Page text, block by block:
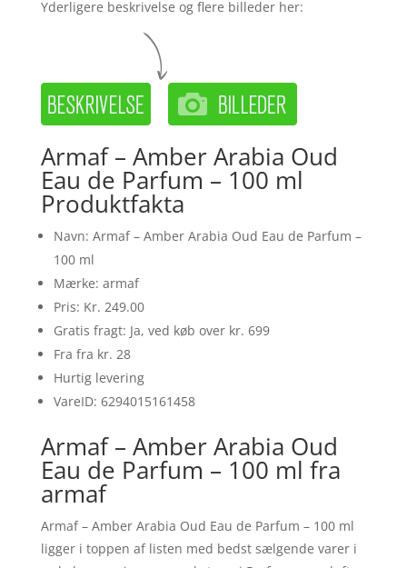
Yderligere beskrivelse og flere billeder her:
Armaf – Amber Arabia Oud
Eau de Parfum – 100 ml
Produktfakta
Navn: Armaf – Amber Arabia Oud Eau de Parfum –
100 ml
Mærke: armaf
Pris: Kr. 249.00
Gratis fragt: Ja, ved køb over kr. 699
Fra fra kr. 28
Hurtig levering
VareID: 6294015161458
Armaf – Amber Arabia Oud
Eau de Parfum – 100 ml fra
armaf
Armaf – Amber Arabia Oud Eau de Parfum – 100 ml
ligger i toppen af listen med bedst sælgende varer i